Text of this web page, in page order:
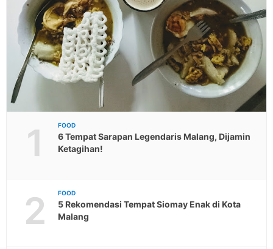
1 FOOD
6 Tempat Sarapan Legendaris Malang, Dijamin
Ketagihan!
2 FOOD
5 Rekomendasi Tempat Siomay Enak di Kota
Malang